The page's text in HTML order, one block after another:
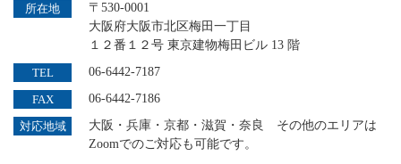
所在地
〒530-0001
大阪府大阪市北区梅田一丁目
１２番１２号 東京建物梅田ビル 13 階
TEL 06-6442-7187
FAX 06-6442-7186
対応地域
大阪・兵庫・京都・滋賀・奈良 その他のエリアは
Zoomでのご対応も可能です。